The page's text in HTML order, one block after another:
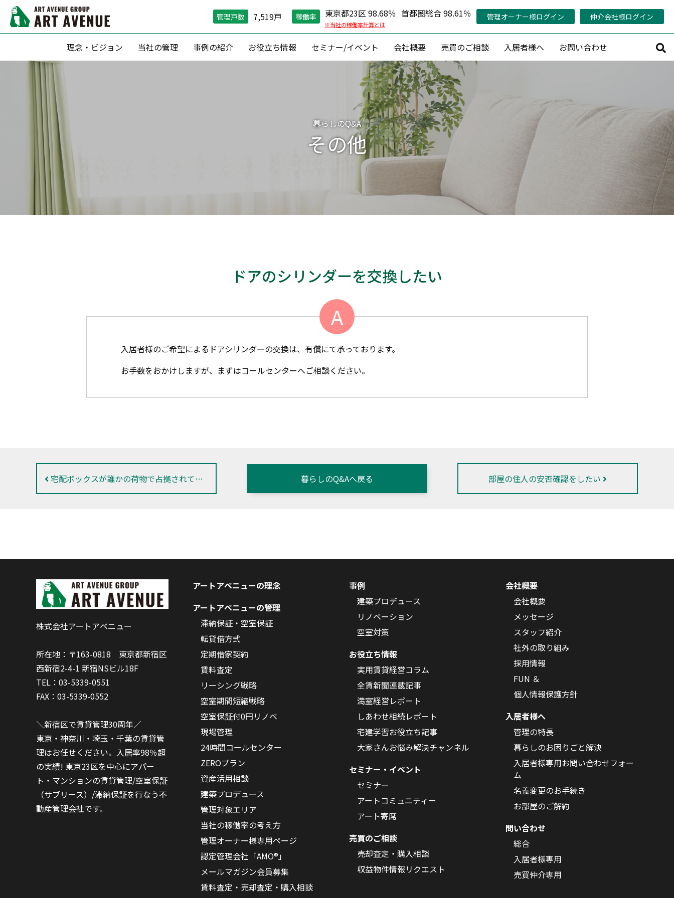
管理戸数 7,519戸 稼働率
※当社の稼働率計算とは
東京都23区 98.68％ 首都圏総合 98.61％ 管理オーナー様ログイン 仲介会社様ログイン
理念・ビジョン 当社の管理
滞納保証・空室保証(サブリース)
転貸借方式 による管理
定期借家契約 による運用
収益最大化のための 賃料査定
24時間コールセンター
０円原状回復「ZEROプラン」
コンサルティング
資産価値維持コンサルティング
資産形成 ・活用コンサルティング
収益改善コンサルティング
相続対策プランニング
建築プロデュース
資産活用相談
当社の稼働率の考え方
賃料査定・売却査定・購入相談
収益物件売買情報リクエスト
事例の紹介 お役立ち情報 セミナー/イベント 会社概要 売買のご相談 入居者様へ お問い合わせ
暮らしのQ&A
その他
ドアのシリンダーを交換したい
A
入居者様のご希望によるドアシリンダーの交換は、有償にて承っております。
お手数をおかけしますが、まずはコールセンターへご相談ください。
宅配ボックスが誰かの荷物で占拠されている 暮らしのQ&Aへ戻る 部屋の住人の安否確認をしたい
株式会社アートアベニュー
所在地：〒163-0818 東京都新宿区
西新宿2-4-1 新宿NSビル18F
TEL：03-5339-0551
FAX：03-5339-0552
＼新宿区で賃貸管理30周年／
東京・神奈川・埼玉・千葉の賃貸管
理はお任せください。入居率98％超
の実績! 東京23区を中心にアパー
ト・マンションの賃貸管理/空室保証
（サブリース）/滞納保証を行なう不
動産管理会社です。
アートアベニューの理念
アートアベニューの管理
滞納保証・空室保証
転貸借方式
定期借家契約
賃料査定
リーシング戦略
空室期間短縮戦略
空室保証付0円リノベ
現場管理
24時間コールセンター
ZEROプラン
資産活用相談
建築プロデュース
管理対象エリア
当社の稼働率の考え方
管理オーナー様専用ページ
認定管理会社「AMO®」
メールマガジン会員募集
賃料査定・売却査定・購入相談
事例
建築プロデュース
リノベーション
空室対策
お役立ち情報
実用賃貸経営コラム
全賃新聞連載記事
満室経営レポート
しあわせ相続レポート
宅建学習お役立ち記事
大家さんお悩み解決チャンネル
セミナー・イベント
セミナー
アートコミュニティー
アート寄席
売買のご相談
売却査定・購入相談
収益物件情報リクエスト
会社概要
会社概要
メッセージ
スタッフ紹介
社外の取り組み
採用情報
FUN ＆
個人情報保護方針
入居者様へ
管理の特長
暮らしのお困りごと解決
入居者様専用お問い合わせフォー
ム
名義変更のお手続き
お部屋のご解約
問い合わせ
総合
入居者様専用
売買仲介専用